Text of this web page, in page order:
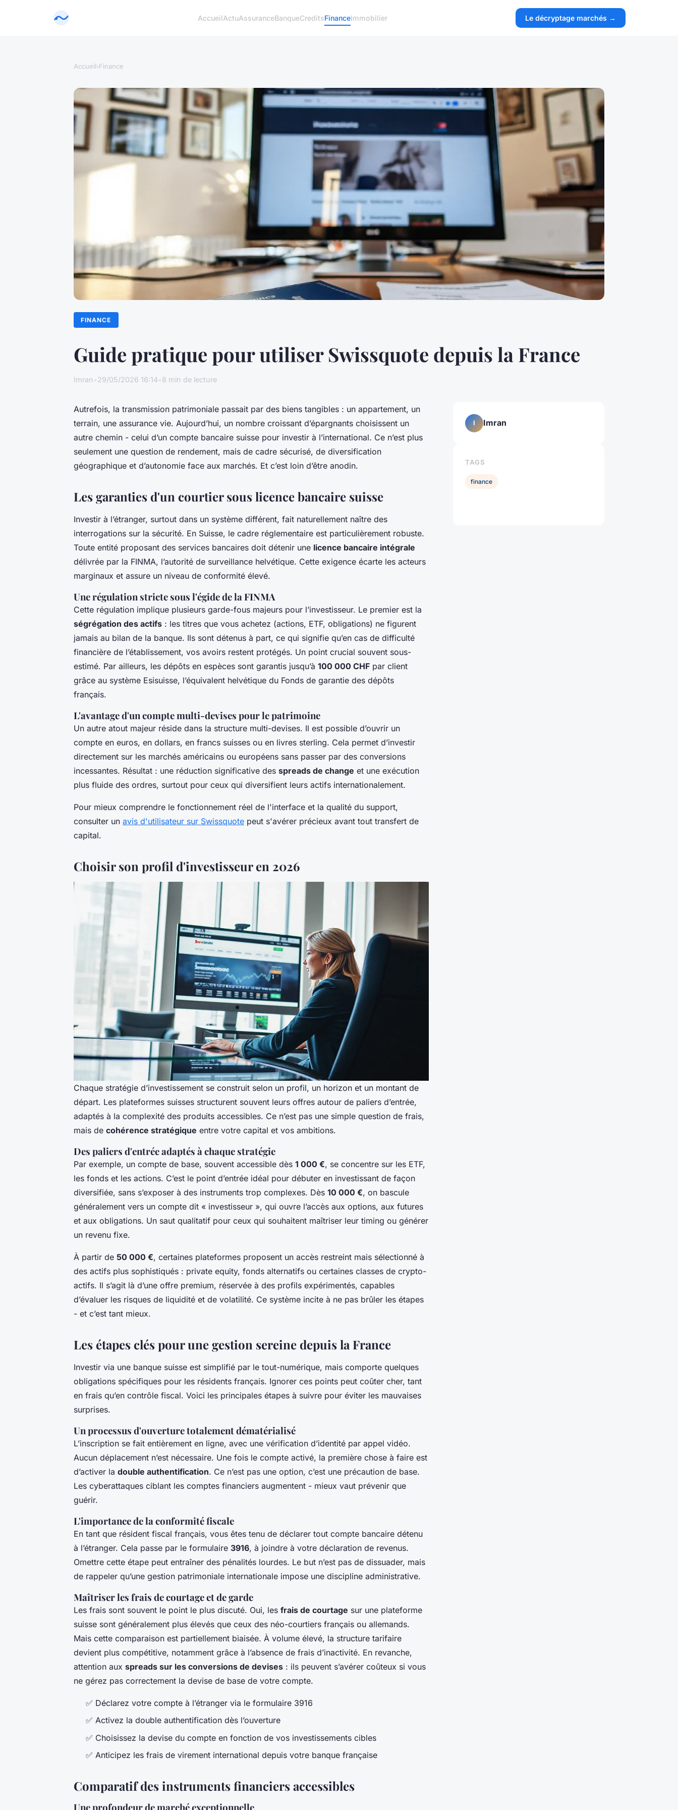
AccueilActuAssuranceBanqueCreditsFinanceImmobilier Le décryptage marchés →
Accueil›Finance
FINANCE
Guide pratique pour utiliser Swissquote depuis la France
Imran •29/05/2026 16:14•8 min de lecture
Autrefois, la transmission patrimoniale passait par des biens tangibles : un appartement, un
terrain, une assurance vie. Aujourd’hui, un nombre croissant d’épargnants choisissent un
autre chemin - celui d’un compte bancaire suisse pour investir à l’international. Ce n’est plus
seulement une question de rendement, mais de cadre sécurisé, de diversification
géographique et d’autonomie face aux marchés. Et c’est loin d’être anodin.
Les garanties d'un courtier sous licence bancaire suisse
Investir à l’étranger, surtout dans un système différent, fait naturellement naître des
interrogations sur la sécurité. En Suisse, le cadre réglementaire est particulièrement robuste.
Toute entité proposant des services bancaires doit détenir une licence bancaire intégrale
délivrée par la FINMA, l’autorité de surveillance helvétique. Cette exigence écarte les acteurs
marginaux et assure un niveau de conformité élevé.
Une régulation stricte sous l'égide de la FINMA
Cette régulation implique plusieurs garde-fous majeurs pour l’investisseur. Le premier est la
ségrégation des actifs : les titres que vous achetez (actions, ETF, obligations) ne figurent
jamais au bilan de la banque. Ils sont détenus à part, ce qui signifie qu’en cas de difficulté
financière de l’établissement, vos avoirs restent protégés. Un point crucial souvent sous-
estimé. Par ailleurs, les dépôts en espèces sont garantis jusqu’à 100 000 CHF par client
grâce au système Esisuisse, l’équivalent helvétique du Fonds de garantie des dépôts
français.
L'avantage d'un compte multi-devises pour le patrimoine
Un autre atout majeur réside dans la structure multi-devises. Il est possible d’ouvrir un
compte en euros, en dollars, en francs suisses ou en livres sterling. Cela permet d’investir
directement sur les marchés américains ou européens sans passer par des conversions
incessantes. Résultat : une réduction significative des spreads de change et une exécution
plus fluide des ordres, surtout pour ceux qui diversifient leurs actifs internationalement.
Pour mieux comprendre le fonctionnement réel de l'interface et la qualité du support,
consulter un avis d'utilisateur sur Swissquote peut s'avérer précieux avant tout transfert de
capital.
Choisir son profil d'investisseur en 2026
Chaque stratégie d’investissement se construit selon un profil, un horizon et un montant de
départ. Les plateformes suisses structurent souvent leurs offres autour de paliers d’entrée,
adaptés à la complexité des produits accessibles. Ce n’est pas une simple question de frais,
mais de cohérence stratégique entre votre capital et vos ambitions.
Des paliers d'entrée adaptés à chaque stratégie
Par exemple, un compte de base, souvent accessible dès 1 000 €, se concentre sur les ETF,
les fonds et les actions. C’est le point d’entrée idéal pour débuter en investissant de façon
diversifiée, sans s’exposer à des instruments trop complexes. Dès 10 000 €, on bascule
généralement vers un compte dit « investisseur », qui ouvre l’accès aux options, aux futures
et aux obligations. Un saut qualitatif pour ceux qui souhaitent maîtriser leur timing ou générer
un revenu fixe.
À partir de 50 000 €, certaines plateformes proposent un accès restreint mais sélectionné à
des actifs plus sophistiqués : private equity, fonds alternatifs ou certaines classes de crypto-
actifs. Il s’agit là d’une offre premium, réservée à des profils expérimentés, capables
d’évaluer les risques de liquidité et de volatilité. Ce système incite à ne pas brûler les étapes
- et c’est tant mieux.
Les étapes clés pour une gestion sereine depuis la France
Investir via une banque suisse est simplifié par le tout-numérique, mais comporte quelques
obligations spécifiques pour les résidents français. Ignorer ces points peut coûter cher, tant
en frais qu’en contrôle fiscal. Voici les principales étapes à suivre pour éviter les mauvaises
surprises.
Un processus d'ouverture totalement dématérialisé
L’inscription se fait entièrement en ligne, avec une vérification d’identité par appel vidéo.
Aucun déplacement n’est nécessaire. Une fois le compte activé, la première chose à faire est
d’activer la double authentification. Ce n’est pas une option, c’est une précaution de base.
Les cyberattaques ciblant les comptes financiers augmentent - mieux vaut prévenir que
guérir.
L'importance de la conformité fiscale
En tant que résident fiscal français, vous êtes tenu de déclarer tout compte bancaire détenu
à l’étranger. Cela passe par le formulaire 3916, à joindre à votre déclaration de revenus.
Omettre cette étape peut entraîner des pénalités lourdes. Le but n’est pas de dissuader, mais
de rappeler qu’une gestion patrimoniale internationale impose une discipline administrative.
Maîtriser les frais de courtage et de garde
Les frais sont souvent le point le plus discuté. Oui, les frais de courtage sur une plateforme
suisse sont généralement plus élevés que ceux des néo-courtiers français ou allemands.
Mais cette comparaison est partiellement biaisée. À volume élevé, la structure tarifaire
devient plus compétitive, notamment grâce à l’absence de frais d’inactivité. En revanche,
attention aux spreads sur les conversions de devises : ils peuvent s’avérer coûteux si vous
ne gérez pas correctement la devise de base de votre compte.
✅ Déclarez votre compte à l’étranger via le formulaire 3916
✅ Activez la double authentification dès l’ouverture
✅ Choisissez la devise du compte en fonction de vos investissements cibles
✅ Anticipez les frais de virement international depuis votre banque française
Comparatif des instruments financiers accessibles
Une profondeur de marché exceptionnelle
I Imran
TAGS
finance